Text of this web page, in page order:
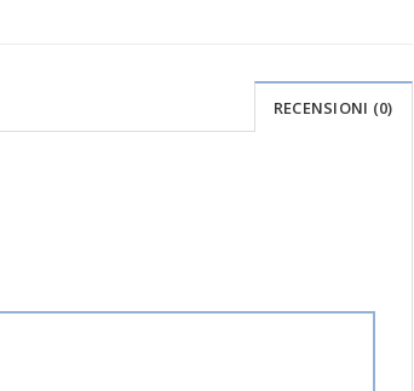
RECENSIONI (0)